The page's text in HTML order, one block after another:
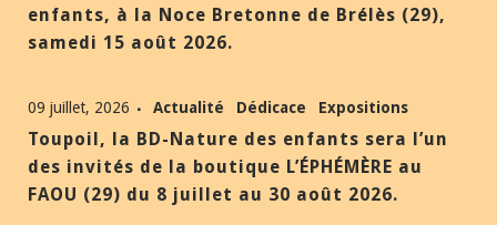
enfants, à la Noce Bretonne de Brélès (29),
samedi 15 août 2026.
09 juillet, 2026 Actualité Dédicace Expositions
Toupoil, la BD-Nature des enfants sera l’un
des invités de la boutique L’ÉPHÉMÈRE au
FAOU (29) du 8 juillet au 30 août 2026.